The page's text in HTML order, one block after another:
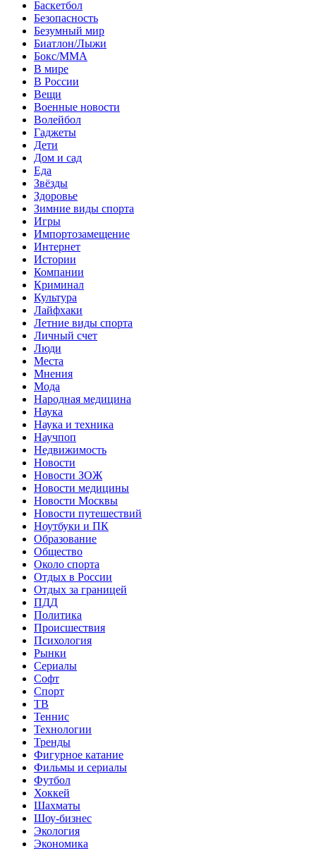
Баскетбол
Безопасность
Безумный мир
Биатлон/Лыжи
Бокс/MMA
В мире
В России
Вещи
Военные новости
Волейбол
Гаджеты
Дети
Дом и сад
Еда
Звёзды
Здоровье
Зимние виды спорта
Игры
Импортозамещение
Интернет
Истории
Компании
Криминал
Культура
Лайфхаки
Летние виды спорта
Личный счет
Люди
Места
Мнения
Мода
Народная медицина
Наука
Наука и техника
Научпоп
Недвижимость
Новости
Новости ЗОЖ
Новости медицины
Новости Москвы
Новости путешествий
Ноутбуки и ПК
Образование
Общество
Около спорта
Отдых в России
Отдых за границей
ПДД
Политика
Происшествия
Психология
Рынки
Сериалы
Софт
Спорт
ТВ
Теннис
Технологии
Тренды
Фигурное катание
Фильмы и сериалы
Футбол
Хоккей
Шахматы
Шоу-бизнес
Экология
Экономика